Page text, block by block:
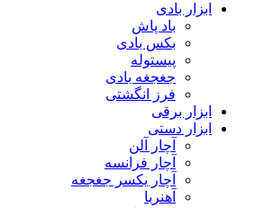
ابزار بادی
باد پاش
بکس بادی
پیستوله
جغجغه بادی
فرز انگشتی
ابزار برقی
ابزار دستی
آچار آلن
آچار فرانسه
آچار یکسر جغجغه
آهنربا